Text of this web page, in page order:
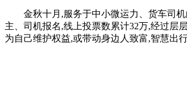
金秋十月,服务于中小微运力、货车司
主、司机报名,线上投票数累计32万,经过层
为自己维护权益,或带动身边人致富,智慧出